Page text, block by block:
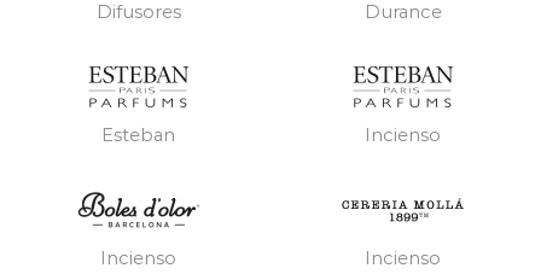
Difusores Durance
Esteban Incienso
Incienso Incienso